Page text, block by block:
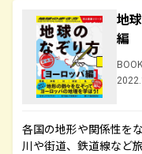
地
編
各国の地形や関係性を
川や街道、鉄道線など